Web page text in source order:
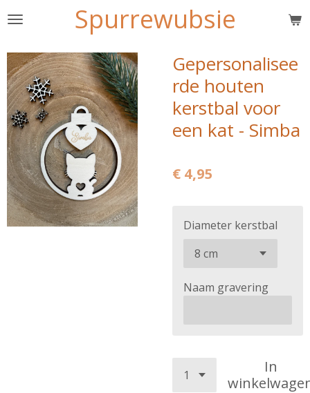
Ga
de
hoofdinhoud
Spurrewubsie
Gepersonalisee
rde houten
kerstbal voor
een kat - Simba
€ 4,95
Diameter kerstbal
Naam gravering
In